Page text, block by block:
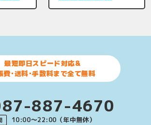
最短即日スピード対応&
費･送料･手数料まで全て無料
887-4670
10:00〜22:00（年中無休）